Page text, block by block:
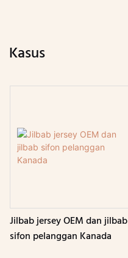
Kasus
Jilbab jersey OEM dan jilbab
sifon pelanggan Kanada